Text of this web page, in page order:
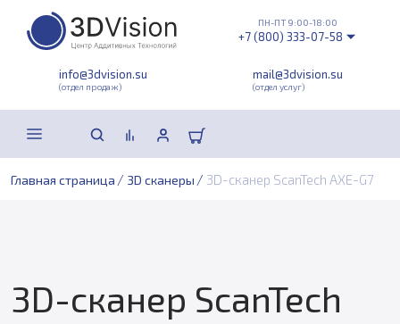
info@3dvision.su
(отдел продаж)
mail@3dvision.su
(отдел услуг)
ПН-ПТ 9:00-18:00
+7 (800) 333-07-58
Главная страница / 3D сканеры / 3D-сканер ScanTech AXE-G7
3D-сканер ScanTech